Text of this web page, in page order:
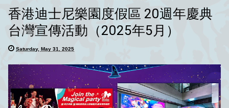
香港迪士尼樂園度假區 20週年慶典
台灣宣傳活動（2025年5月）
Saturday, May 31, 2025